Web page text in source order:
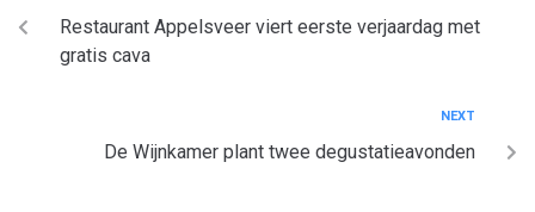
Restaurant Appelsveer viert eerste verjaardag met
gratis cava
NEXT
De Wijnkamer plant twee degustatieavonden